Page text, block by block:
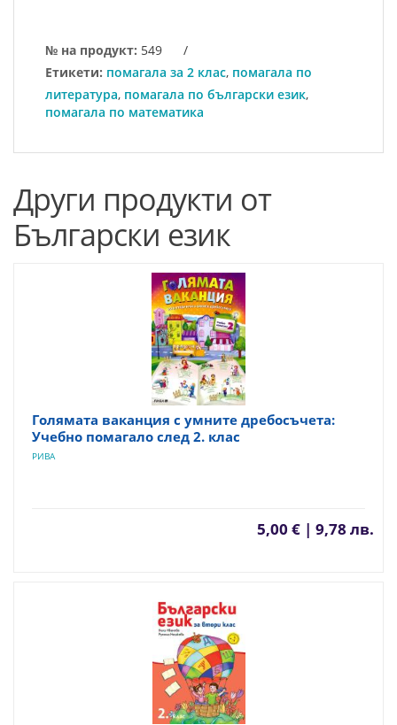
№ на продукт: 549
/
Етикети: помагала за 2 клас, помагала по
литература, помагала по български език,
помагала по математика
Други продукти от
Български език
Голямата ваканция с умните дребосъчета:
Учебно помагало след 2. клас
РИВА
5,00 € | 9,78 лв.